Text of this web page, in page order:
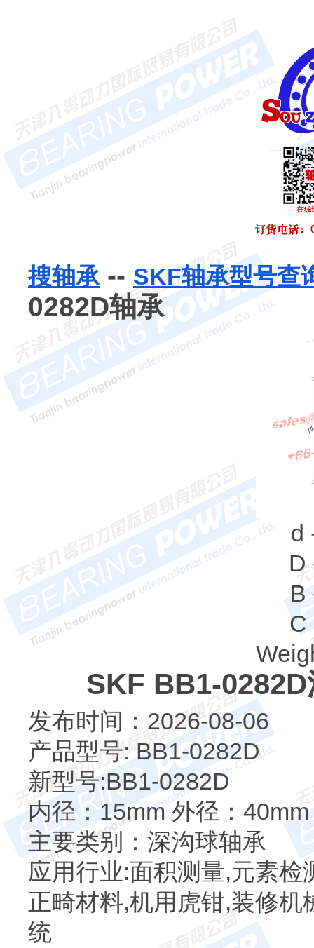
搜轴承-- SKF轴承型号查
0282D轴承
d
D
B
C
SKF BB1-
发布时间：2026-08-06
产品型号: BB1-0282D
新型号:BB1-0282D
内径：15mm 外径：
主要类别：深沟球轴承
应用行业:面积测量,元素
正畸材料,机用虎钳,装修
统